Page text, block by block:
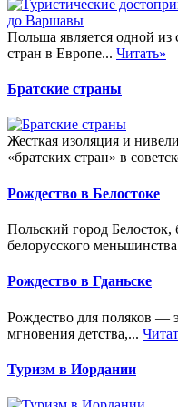
Польша является одной
стран в Европе... Читать»
Братские страны
Жесткая изоляция и
«братских стран» в
Рождество в Белостоке
Польский город
белорусского
Рождество в Гданьске
Рождество для поляков —
мгновения детства,...
Туризм в Иордании